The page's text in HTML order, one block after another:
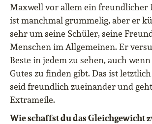
Maxwell vor allem ein freundlicher
ist manchmal grummelig, aber er
sehr um seine Schüler, seine
Menschen im Allgemeinen. Er
Beste in jedem zu sehen, auch
Gutes zu finden gibt. Das ist
seid freundlich zueinander und
Extrameile.
Wie schaffst du das Gleichgewicht